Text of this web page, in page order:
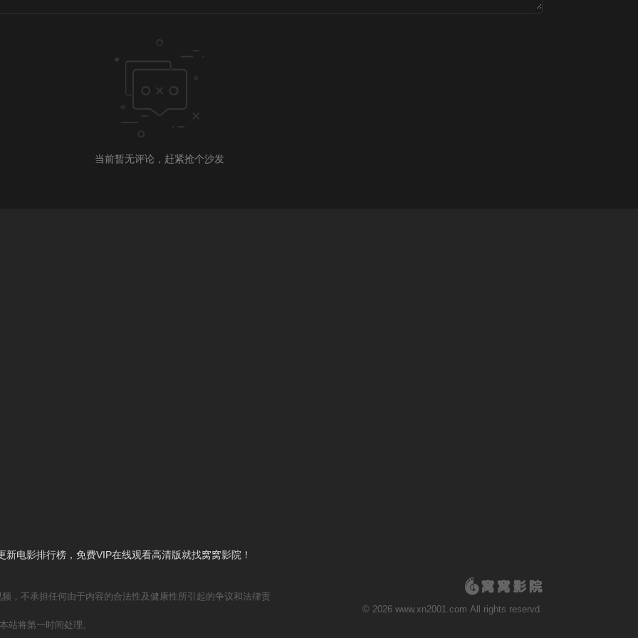
当前暂无评论，赶紧抢个沙发
电影排行榜，免费VIP在线观看高清版就找窝窝影院！
，不承担任何由于内容的合法性及健康性所引起的争议和法律责
站将第一时间处理。
© 2026 www.xn2001.com All rights reservd.